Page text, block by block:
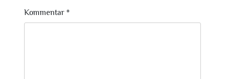
Kommentar *